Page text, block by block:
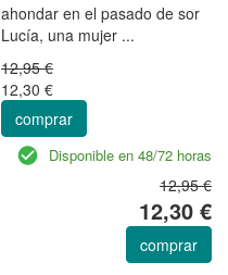
ahondar en el pasado de sor
Lucía, una mujer ...
12,95 €
12,30 €
comprar
Disponible en 48/72 horas
12,95 €
12,30 €
comprar